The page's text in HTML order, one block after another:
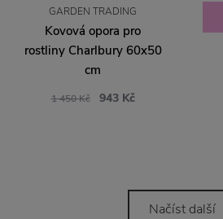
GARDEN TRADING
Kovová opora pro
rostliny Charlbury 60x50
cm
1 450 Kč 943 Kč
Načíst další